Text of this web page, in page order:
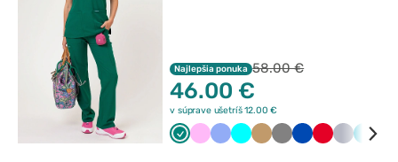
Najlepšia ponuka 58.00 €
46.00 €
v súprave ušetríš 12.00 €
ZielonyRóżowyKlasyczny
TurkusBeżowySzaryKrólewski
Czerwony
Popielaty